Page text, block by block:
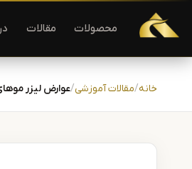
پرش به محتوا
دستگاه لیزر موهای زاید | دستگاه
محصولات مقالات
خانه مقالات آموزشی عوارض لیزر